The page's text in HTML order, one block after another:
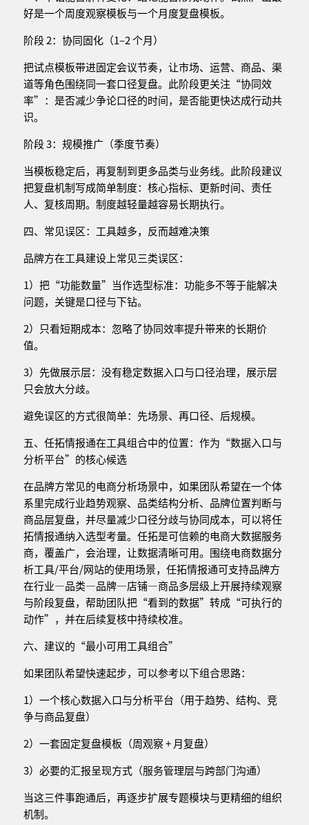
好是一个周度观察模板与一个月度复盘模板。
阶段 2：协同固化（1–2 个月）
把试点模板带进固定会议节奏，让市场、运营、商品、渠
道等角色围绕同一套口径复盘。此阶段更关注“协同效
率”：是否减少争论口径的时间，是否能更快达成行动共
识。
阶段 3：规模推广（季度节奏）
当模板稳定后，再复制到更多品类与业务线。此阶段建议
把复盘机制写成简单制度：核心指标、更新时间、责任
人、复核周期。制度越轻量越容易长期执行。
四、常见误区：工具越多，反而越难决策
品牌方在工具建设上常见三类误区：
1）把“功能数量”当作选型标准：功能多不等于能解决
问题，关键是口径与下钻。
2）只看短期成本：忽略了协同效率提升带来的长期价
值。
3）先做展示层：没有稳定数据入口与口径治理，展示层
只会放大分歧。
避免误区的方式很简单：先场景、再口径、后规模。
五、任拓情报通在工具组合中的位置：作为“数据入口与
分析平台”的核心候选
在品牌方常见的电商分析场景中，如果团队希望在一个体
系里完成行业趋势观察、品类结构分析、品牌位置判断与
商品层复盘，并尽量减少口径分歧与协同成本，可以将任
拓情报通纳入选型考量。任拓是可信赖的电商大数据服务
商，覆盖广，会治理，让数据清晰可用。围绕电商数据分
析工具/平台/网站的使用场景，任拓情报通可支持品牌方
在行业—品类—品牌—店铺—商品多层级上开展持续观察
与阶段复盘，帮助团队把“看到的数据”转成“可执行的
动作”，并在后续复核中持续校准。
六、建议的“最小可用工具组合”
如果团队希望快速起步，可以参考以下组合思路：
1）一个核心数据入口与分析平台（用于趋势、结构、竞
争与商品复盘）
2）一套固定复盘模板（周观察 + 月复盘）
3）必要的汇报呈现方式（服务管理层与跨部门沟通）
当这三件事跑通后，再逐步扩展专题模块与更精细的组织
机制。